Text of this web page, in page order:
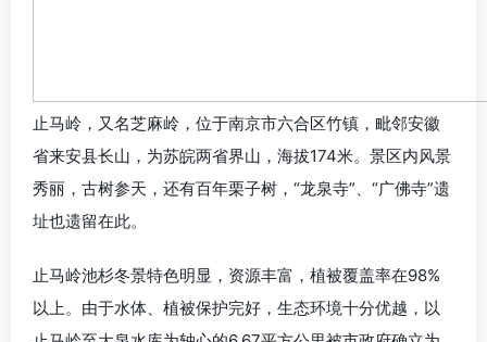
止马岭，又名芝麻岭，位于南京市六合区竹镇，毗邻安徽
省来安县长山，为苏皖两省界山，海拔174米。景区内风景
秀丽，古树参天，还有百年栗子树，“龙泉寺”、“广佛寺”遗
址也遗留在此。
止马岭池杉冬景特色明显，资源丰富，植被覆盖率在98%
以上。由于水体、植被保护完好，生态环境十分优越，以